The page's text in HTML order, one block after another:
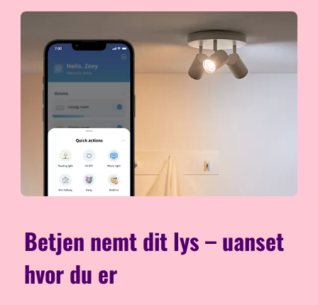
Betjen nemt dit lys – uanset
hvor du er